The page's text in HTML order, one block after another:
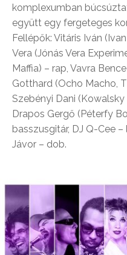
komplexumban
együtt egy fergeteges
Fellépők: Vitáris Iván
Vera (Jónás Vera
Maffia) – rap, Vavra
Gotthard (Ocho Macho,
Szebényi Dani
Drapos Gergő (Péterfy
basszusgitár, DJ Q-Cee
Jávor – dob.